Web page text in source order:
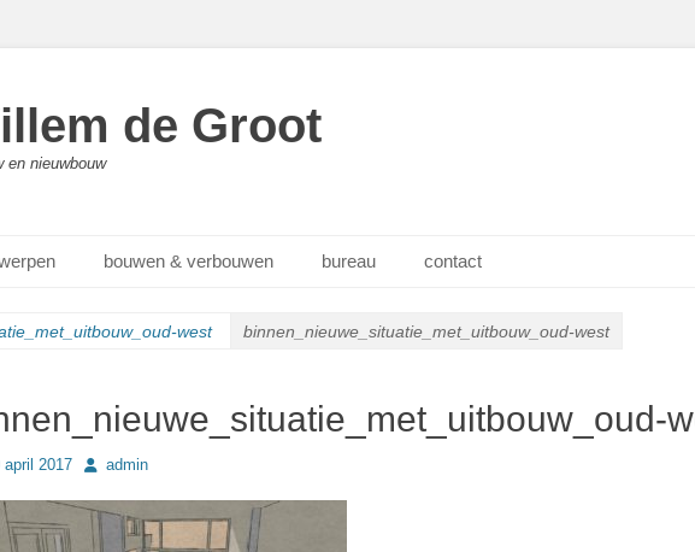
de Groot
en nieuwbouw
bouwen & verbouwen bureau contact
west binnen_nieuwe_situatie_met_uitbouw_oud-west
april 2017 Authoradmin